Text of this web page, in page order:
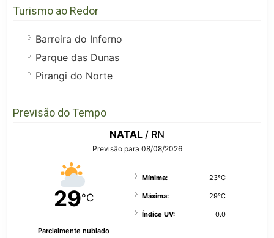
Turismo ao Redor
Barreira do Inferno
Parque das Dunas
Pirangi do Norte
Previsão do Tempo
NATAL / RN
Previsão para 08/08/2026
29°C
Parcialmente nublado
Mínima: 23°C
Máxima: 29°C
Índice UV: 0.0